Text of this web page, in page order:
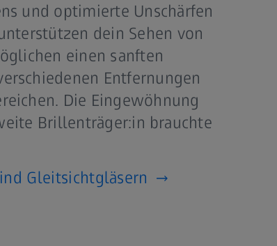
und optimierte Unschärfen
dein Sehen von
einen sanften
Entfernungen
Die Eingewöhnung
Brillenträger:in brauchte
Gleitsichtgläsern